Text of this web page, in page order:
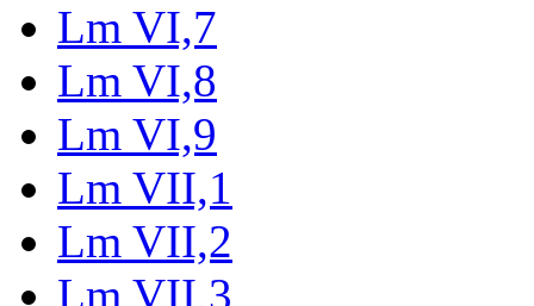
Lm VI,7
Lm VI,8
Lm VI,9
Lm VII,1
Lm VII,2
Lm VII,3